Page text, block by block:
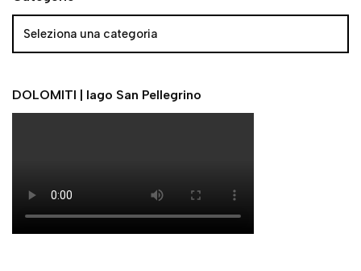
DOLOMITI | lago San Pellegrino